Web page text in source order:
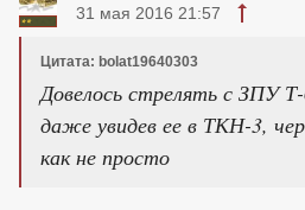
31 мая 2016 21:57
Цитата: bolat19640303
Довелось стрелять с ЗПУ
даже увидев ее в ТКН-3,
как не просто